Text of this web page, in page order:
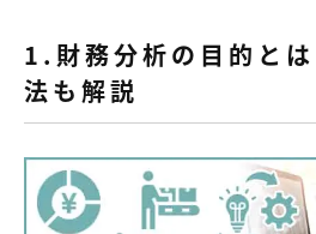
1.財務分析の目的と
法も解説